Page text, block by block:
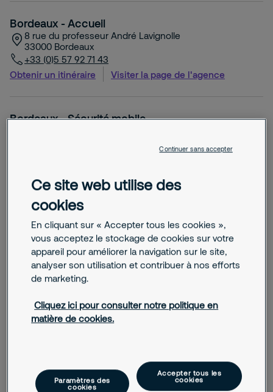
Bordeaux - Accueil
8 rue du professeur André Lavignolle
33000 Bordeaux
+33 (0)5 57 92 71 43
Obtenir un itinéraire
Visiter la page de l'agence
Bordeaux - Sécurité mobile
Bordeaux - Surveillance
3 avenue Ariane
33697 MERIGNAC
+ 33 (0)5 57 92 72 72
Obtenir un itinéraire
Visiter la page de l'agence
Bourges - Surveillance
3 Rue Charles Durand
Visiter la page de l'agence
Ce site web utilise des
cookies
En cliquant sur « Accepter tous les cookies »,
vous acceptez le stockage de cookies sur votre
appareil pour améliorer la navigation sur le site,
analyser son utilisation et contribuer à nos efforts
de marketing.
Cliquez ici pour consulter notre politique en
matière de cookies.
Paramètres des
cookies
Accepter tous les
cookies
Continuer sans accepter